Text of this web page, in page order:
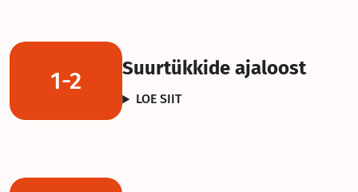
1-2 Suurtükkide ajaloost
LOE SIIT